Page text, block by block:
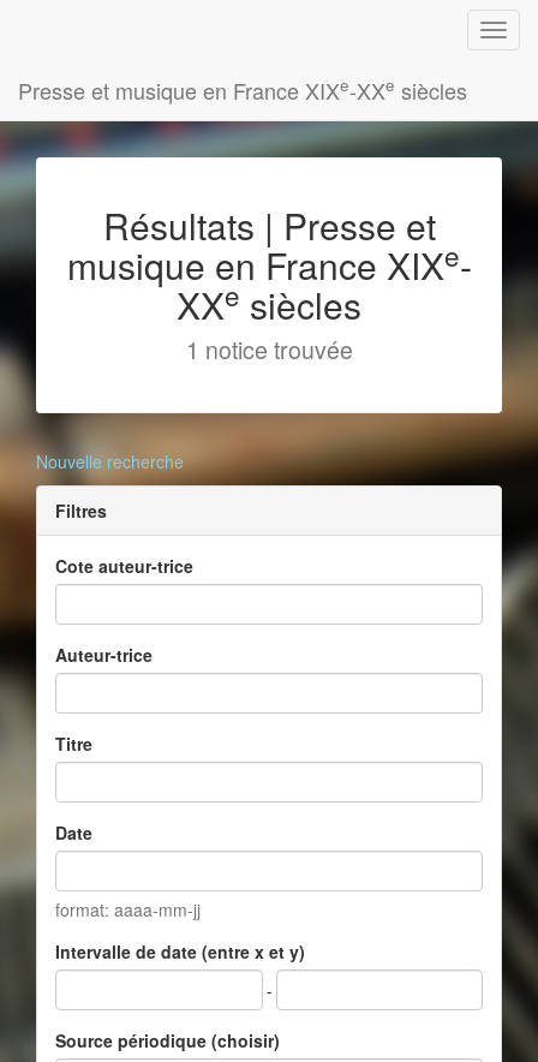
Presse et musique en France XIXe-XXe siècles
Résultats | Presse et
musique en France XIXe-
XXe siècles
1 notice trouvée
Nouvelle recherche
Filtres
Cote auteur-trice
Auteur-trice
Titre
Date
format: aaaa-mm-jj
Intervalle de date (entre x et y)
-
Source périodique (choisir)